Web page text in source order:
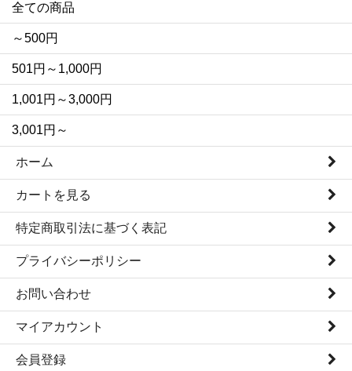
全ての商品
～500円
501円～1,000円
1,001円～3,000円
3,001円～
ホーム
カートを見る
特定商取引法に基づく表記
プライバシーポリシー
お問い合わせ
マイアカウント
会員登録